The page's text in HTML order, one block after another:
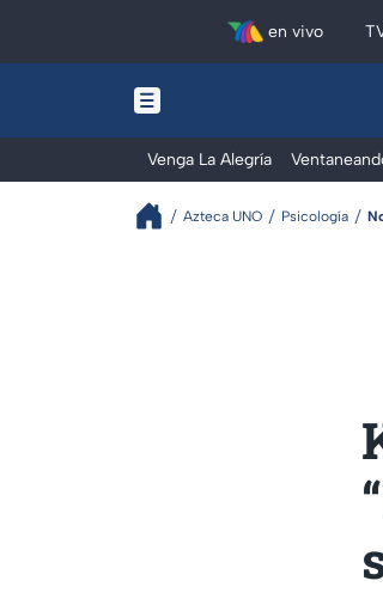
en vivo
Venga La Alegría
Azteca UNO Psicología